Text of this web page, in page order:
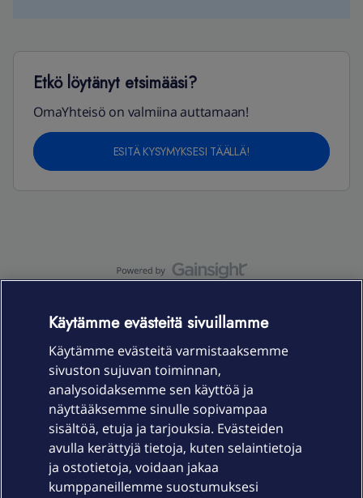
Etkö löytänyt etsimääsi?
OmaYhteisö on valmiina auttamaan!
ESITÄ KYSYMYKSESI TÄÄLLÄ!
Laitteet & liittymät
Palvelut
Käytämme evästeitä sivuillamme
Käytämme evästeitä varmistaaksemme
sivuston sujuvan toiminnan,
analysoidaksemme sen käyttöä ja
näyttääksemme sinulle sopivampaa
sisältöä, etuja ja tarjouksia. Evästeiden
avulla kerättyjä tietoja, kuten selaintietoja
ja ostotietoja, voidaan jakaa
kumppaneillemme suostumuksesi